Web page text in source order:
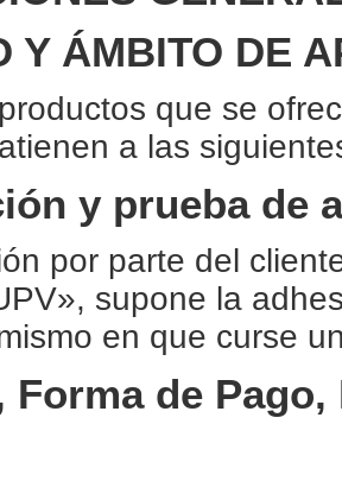
Y ÁMBITO DE
que se
a las
y prueba de
por parte del
supone la
en que curse
Forma de